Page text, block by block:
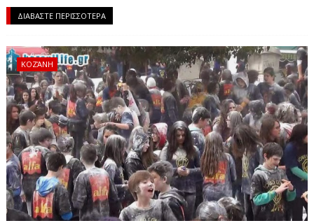
ΔΙΑΒΑΣΤΕ ΠΕΡΙΣΣΟΤΕΡΑ
ΚΟΖΆΝΗ